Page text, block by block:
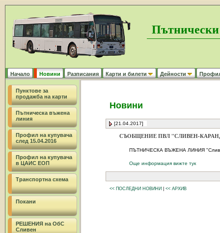
Начало Новини Разписания Карти и билети Дейности Профил
Пунктове за
продажба на карти
Пътническа въжена
линия
Профил на купувача
след 15.04.2016
Профил на купувача
в ЦАИС ЕОП
Транспортна схема
Покани
РЕШЕНИЯ на ОбС
Сливен
Новини
[21.04.2017]
СЪОБЩЕНИЕ ПВЛ ''СЛИВЕН-
ПЪТНИЧЕСКА ВЪЖЕНА ЛИНИЯ
Още информация вижте тук
<< ПОСЛЕДНИ НОВИНИ << АРХИВ